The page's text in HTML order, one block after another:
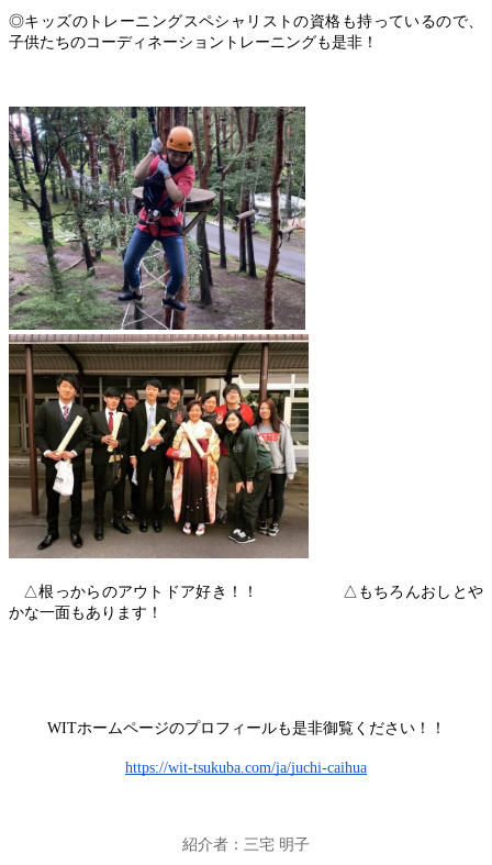
◎キッズのトレーニングスペシャリストの資格も持っているので、
子供たちのコーディネーショントレーニングも是非！
△根っからのアウトドア好き！！　　　　　 △もちろんおしとや
かな一面もあります！
WITホームページのプロフィールも是非御覧ください！！
https://wit-tsukuba.com/ja/juchi-caihua
紹介者：三宅 明子